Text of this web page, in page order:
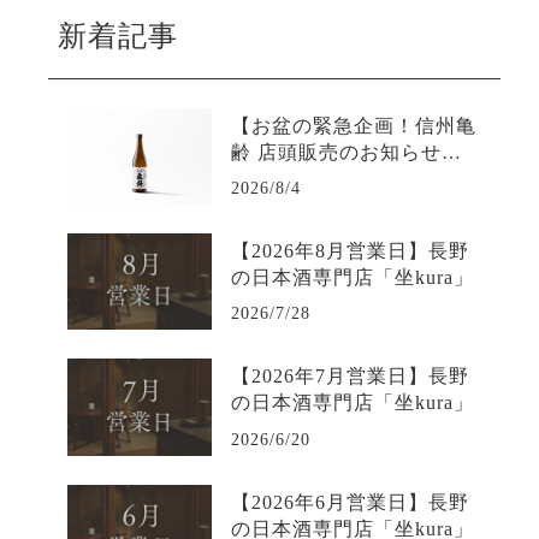
新着記事
【お盆の緊急企画！信州亀
齢 店頭販売のお知らせ】L
INE限定で購入可能-日本酒
2026/8/4
【2026年8月営業日】長野
の日本酒専門店「坐kura」
2026/7/28
【2026年7月営業日】長野
の日本酒専門店「坐kura」
2026/6/20
【2026年6月営業日】長野
の日本酒専門店「坐kura」